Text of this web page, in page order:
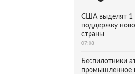
США выделят 1
поддержку
страны
07:08
Беспилотники
промышленное